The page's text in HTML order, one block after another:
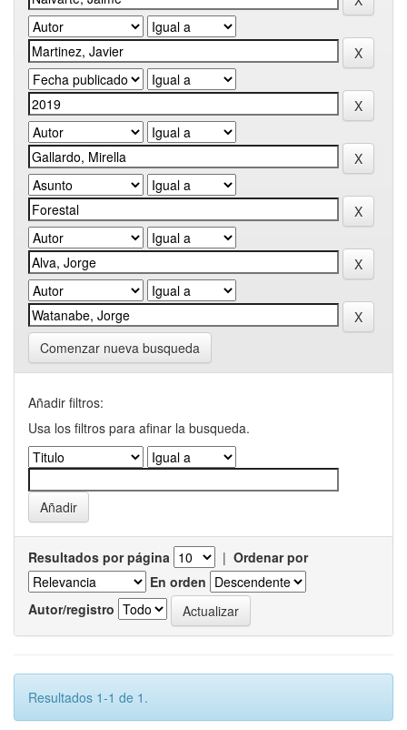
Comenzar nueva busqueda
Añadir filtros:
Usa los filtros para afinar la busqueda.
Resultados por página | Ordenar por
En orden
Autor/registro
Resultados 1-1 de 1.